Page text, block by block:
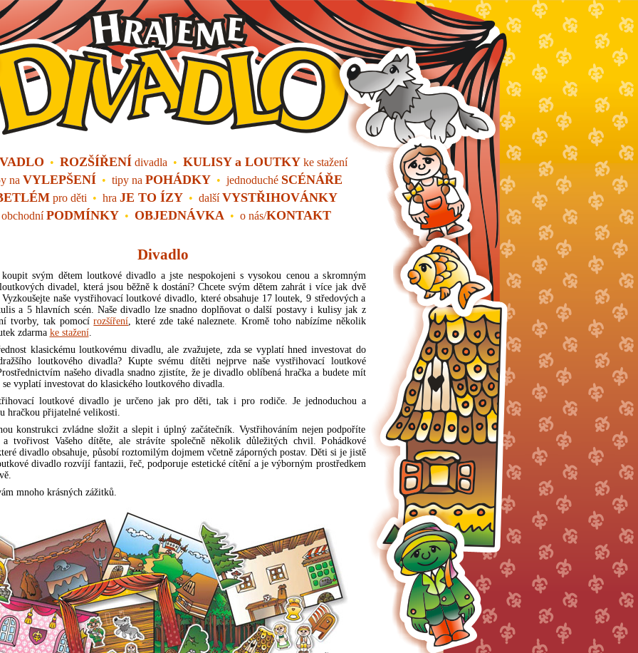
• ROZŠÍŘENÍdivadla • KULISY a LOUTKY ke stažení
na VYLEPŠENÍ • tipy na POHÁDKY • jednoduché SCÉNÁŘE
pro děti • hra JE TO ÍZY• dalšíVYSTŘIHOVÁNKY
obchodníPODMÍNKY• OBJEDNÁVKA • o nás/KONTAKT
Divadlo
koupit svým dětem loutkové divadlo a jste nespokojeni s vysokou cenou a skromným
divadel, která jsou běžně k dostání? Chcete svým dětem zahrát i více jak dvě
Vyzkoušejte naše vystřihovací loutkové divadlo, které obsahuje 17 loutek, 9 středových a
a 5 hlavních scén. Naše divadlo lze snadno doplňovat o další postavy i kulisy jak z
tvorby, tak pomocírozšíření, které zde také naleznete. Kromě toho nabízíme několik
zdarma ke stažení.
klasickému loutkovému divadlu, ale zvažujete, zda se vyplatí hned investovat do
loutkového divadla? Kupte svému dítěti nejprve naše vystřihovací loutkové
našeho divadla snadno zjistíte, že je divadlo oblíbená hračka a budete mít
vyplatí investovat do klasického loutkového divadla.
loutkové divadlo je určeno jak pro děti, tak i pro rodiče. Je jednoduchou a
hračkou přijatelné velikosti.
konstrukci zvládne složit a slepit i úplný začátečník. Vystřihováním nejen podpoříte
a tvořivost Vašeho dítěte, ale strávíte společně několik důležitých chvil. Pohádkové
divadlo obsahuje, působí roztomilým dojmem včetně záporných postav. Děti si je jistě
divadlo rozvíjí fantazii, řeč, podporuje estetické cítění a je výborným prostředkem
mnoho krásných zážitků.